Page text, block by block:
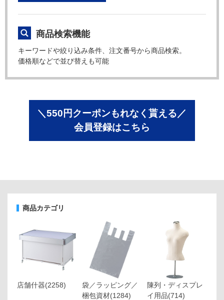
商品検索機能
キーワードや絞り込み条件、注文番号から商品検索。
価格順などで並び替えも可能
＼550円クーポンもれなく貰える／
会員登録はこちら
商品カテゴリ
店舗什器(2258)
袋／ラッピング／
梱包資材(1284)
陳列・ディスプレ
イ用品(714)